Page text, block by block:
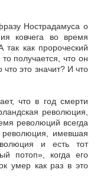
Нострадамуса о
ковчега во время
как пророческий
получается, что он
это значит? И что
что в год смерти
революция,
революций всегда
революция, имевшая
и есть тот
потоп», когда его
умер как раз в это